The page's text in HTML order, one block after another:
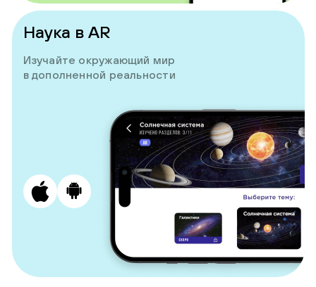
Наука в AR
Изучайте окружающий мир
в дополненной реальности